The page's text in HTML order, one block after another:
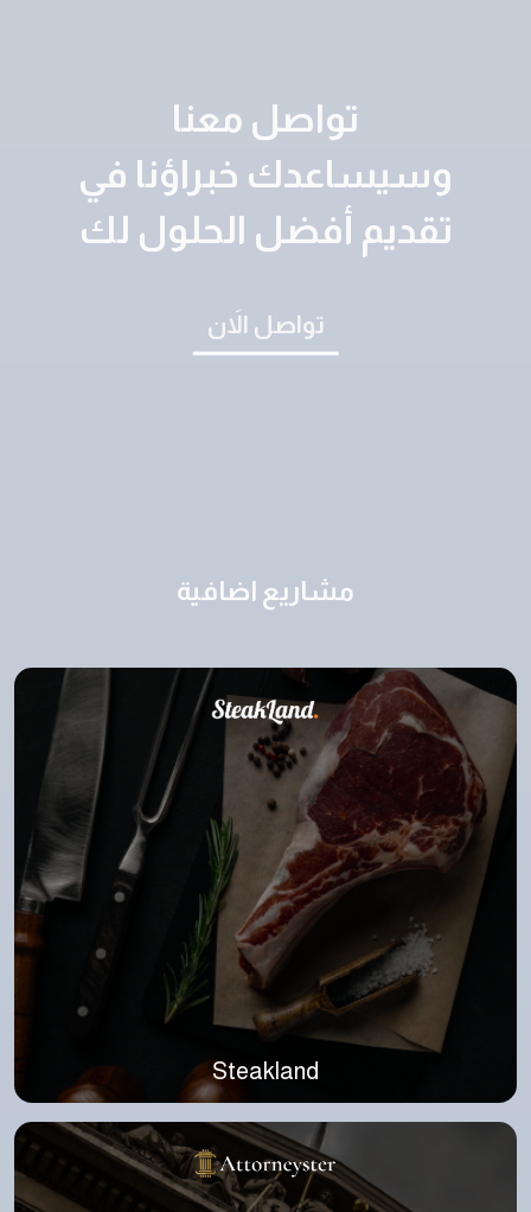
تواصل معنا
وسيساعدك خبراؤنا في
تقديم أفضل الحلول لك
تواصل الاَن
مشاريع اضافية
Steakland